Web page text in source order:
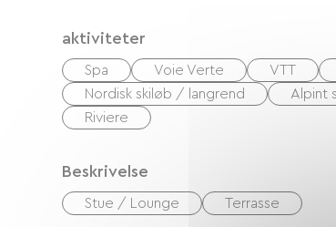
aktiviteter
Spa Voie Verte VTT
Nordisk skiløb / langrend
Alpint
Riviere
Beskrivelse
Stue / Lounge Terrasse